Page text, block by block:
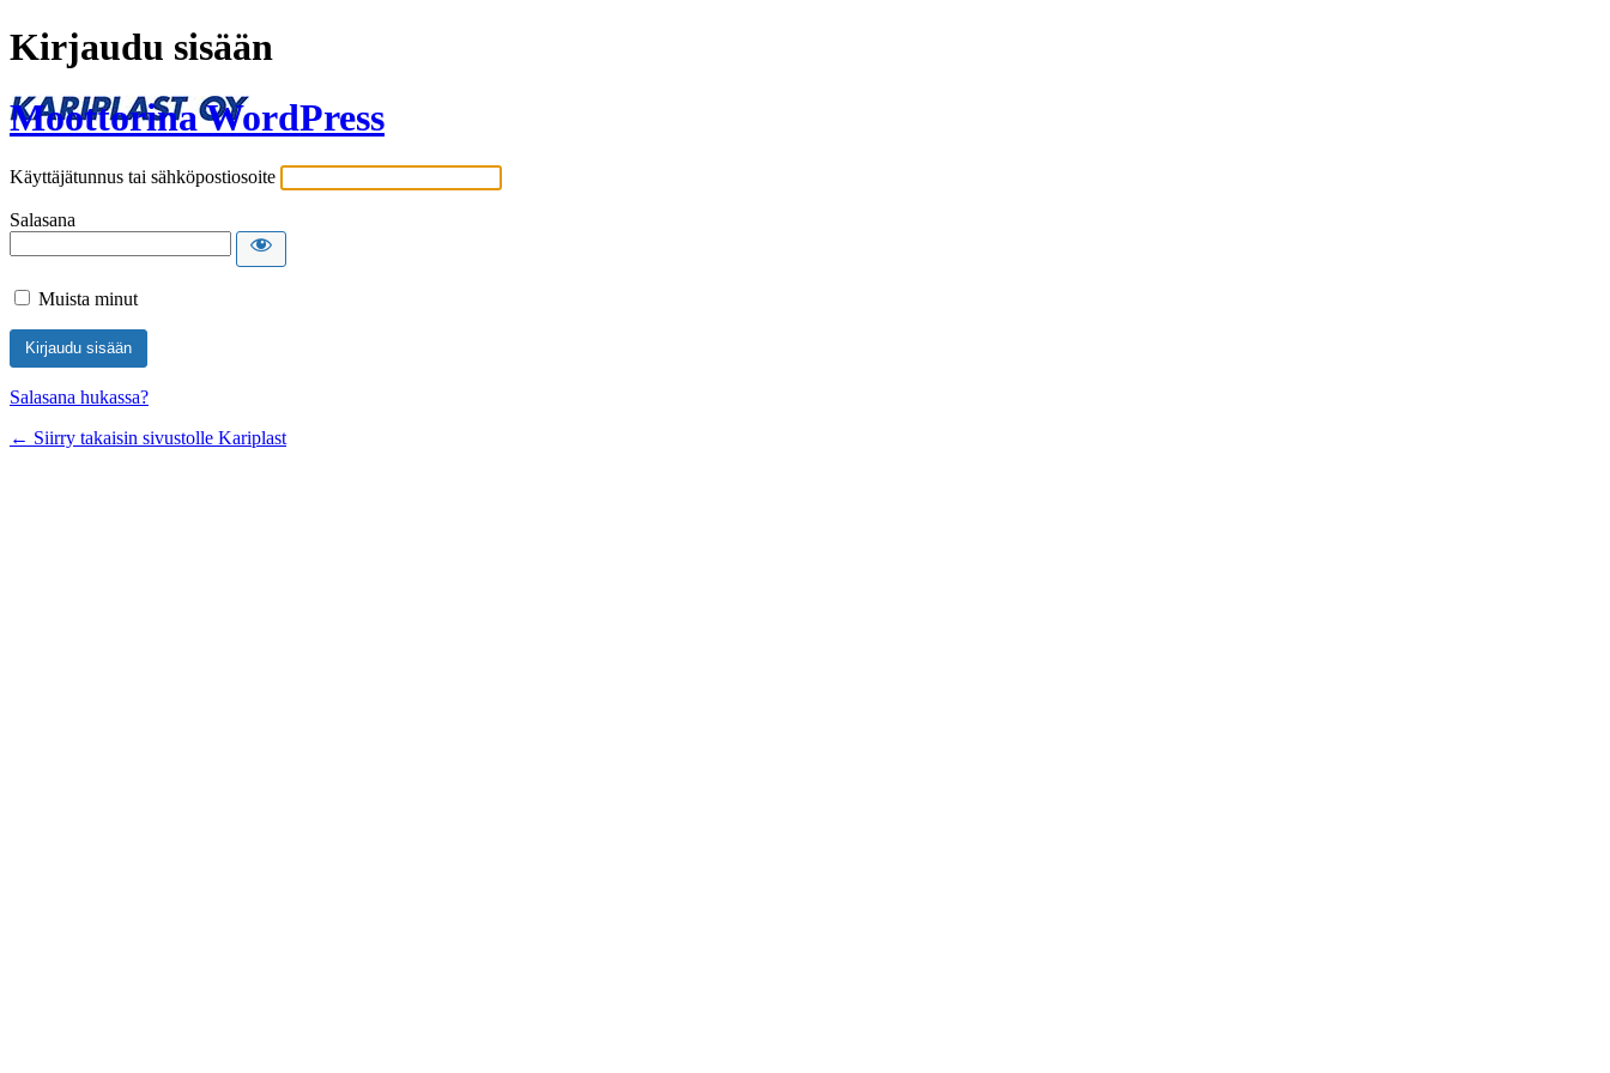
Kirjaudu sisään
Moottorina WordPress
Käyttäjätunnus tai sähköpostiosoite
Salasana
Muista minut
Salasana hukassa?
← Siirry takaisin sivustolle Kariplast